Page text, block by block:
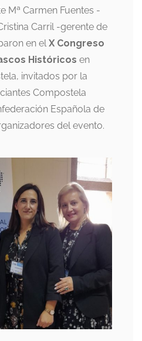
Mª Carmen Fuentes -
Carril -gerente de
en elX Congreso
Históricos en
invitados por la
Compostela
Española de
del evento.